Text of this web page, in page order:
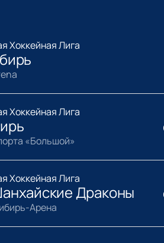
Хоккейная Лига
Хоккейная Лига
«Большой»
Хоккейная Лига
Драконы
Арена